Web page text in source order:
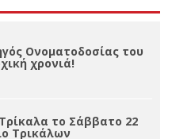
Ονοματοδοσίας του
χρονιά!